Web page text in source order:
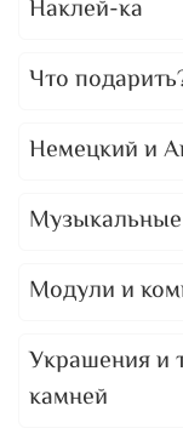
Наклей-ка
Что
Немецкий и
Модули и
Украшения и
камней